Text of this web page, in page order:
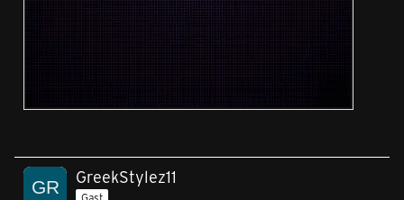
GreekStylez11